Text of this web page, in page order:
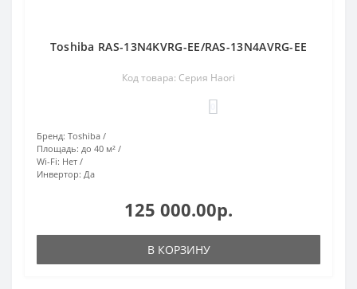
Toshiba RAS-13N4KVRG-EE/RAS-13N4AVRG-EE
Код товара: Серия Haori
Бренд: Toshiba
Площадь: до 40 м²
Wi-Fi: Нет
Инвертор: Да
125 000.00р.
В КОРЗИНУ